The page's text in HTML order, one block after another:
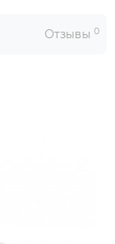
Отзывы 0